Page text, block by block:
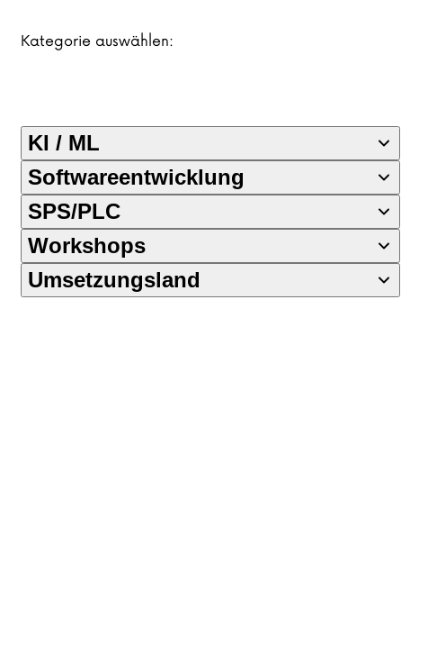
Kategorie auswählen:
KI / ML
Softwareentwicklung
SPS/PLC
Workshops
Umsetzungsland